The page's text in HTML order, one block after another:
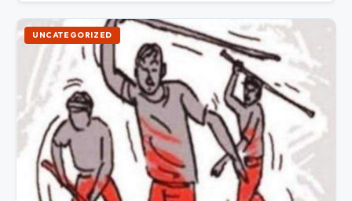
UNCATEGORIZED